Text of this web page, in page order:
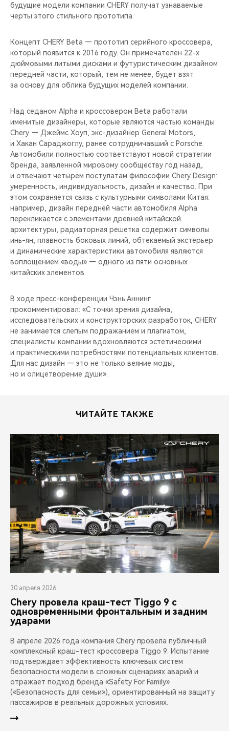
CHERY ДЛЯ ДЕТЕЙ
будущие модели компании CHERY получат узнаваемые
черты этого стильного прототипа.
Концепт CHERY Beta — прототип серийного кроссовера,
который появится к 2016 году. Он примечателен 22-х
дюймовыми литыми дисками и футуристическим дизайном
передней части, который, тем не менее, будет взят
за основу для облика будущих моделей компании.
Над седаном Alpha и кроссовером Beta работали
именитые дизайнеры, которые являются частью команды
Chery — Джеймс Хоуп, экс-дизайнер General Motors,
и Хакан Сараджоглу, ранее сотрудничавший с Porsche.
Автомобили полностью соответствуют новой стратегии
бренда, заявленной мировому сообществу год назад,
и отвечают четырем постулатам философии Chery Design:
умеренность, индивидуальность, дизайн и качество. При
этом сохраняется связь с культурными символами Китая:
например, дизайн передней части автомобиля Alpha
перекликается с элементами древней китайской
архитектуры, радиаторная решетка содержит символы
инь-ян, плавность боковых линий, обтекаемый экстерьер
и динамические характеристики автомобиля являются
воплощением «воды» — одного из пяти основных
китайских элементов.
В ходе пресс-конференции Чэнь Аннинг
прокомментировал: «С точки зрения дизайна,
исследовательских и конструкторских разработок, CHERY
не занимается слепым подражанием и плагиатом,
специалисты компании вдохновляются эстетическими
и практическими потребностями потенциальных клиентов.
Для нас дизайн — это не только веяние моды,
но и олицетворение души».
ЧИТАЙТЕ ТАКЖЕ
30 апреля 2026
Chery провела краш-тест Tiggo 9 с
одновременными фронтальным и задним
ударами
В апреле 2026 года компания Chery провела публичный
комплексный краш-тест кроссовера Tiggo 9. Испытание
подтверждает эффективность ключевых систем
безопасности модели в сложных сценариях аварий и
отражает подход бренда «Safety For Family»
(«Безопасность для семьи»), ориентированный на защиту
пассажиров в реальных дорожных условиях.